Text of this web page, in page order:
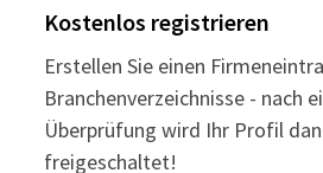
Kostenlos registrieren
Erstellen Sie einen
Branchenverzeichnisse - nach
Überprüfung wird Ihr Profil
freigeschaltet!